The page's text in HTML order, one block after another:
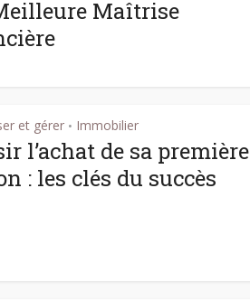
Maîtrise
et gérer • Immobilier
l’achat de sa première
: les clés du succès